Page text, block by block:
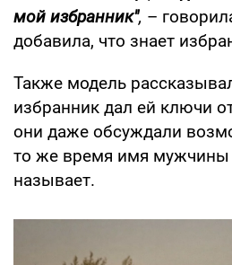
мой избранник", –
добавила, что знает
Также модель
избранник дал ей ключи
они даже обсуждали
то же время имя мужчины
называет.